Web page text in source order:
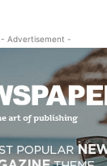
- Advertisement -